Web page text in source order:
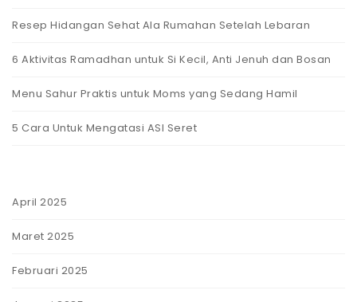
Resep Hidangan Sehat Ala Rumahan Setelah Lebaran
6 Aktivitas Ramadhan untuk Si Kecil, Anti Jenuh dan Bosan
Menu Sahur Praktis untuk Moms yang Sedang Hamil
5 Cara Untuk Mengatasi ASI Seret
April 2025
Maret 2025
Februari 2025